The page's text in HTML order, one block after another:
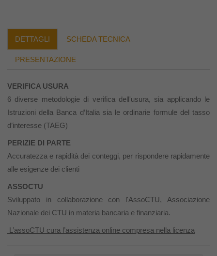
DETTAGLI SCHEDA TECNICA
PRESENTAZIONE
VERIFICA USURA
6 diverse metodologie di verifica dell'usura, sia applicando le
Istruzioni della Banca d’Italia sia le ordinarie formule del tasso
d’interesse (TAEG)
PERIZIE DI PARTE
Accuratezza e rapidità dei conteggi, per rispondere rapidamente
alle esigenze dei clienti
ASSOCTU
Sviluppato in collaborazione con l'AssoCTU, Associazione
Nazionale dei CTU in materia bancaria e finanziaria.
L’assoCTU cura l’assistenza online compresa nella licenza